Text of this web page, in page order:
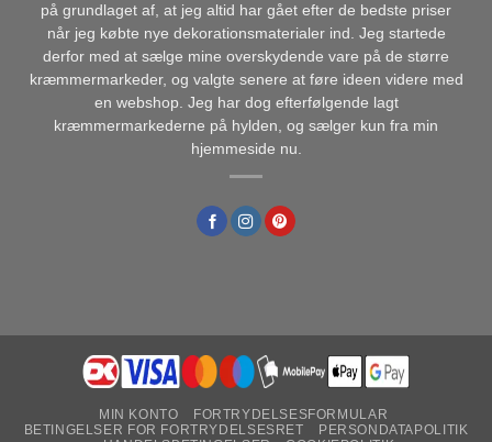
på grundlaget af, at jeg altid har gået efter de bedste priser
når jeg købte nye dekorationsmaterialer ind. Jeg startede
derfor med at sælge mine overskydende vare på de større
kræmmermarkeder, og valgte senere at føre ideen videre med
en webshop. Jeg har dog efterfølgende lagt
kræmmermarkederne på hylden, og sælger kun fra min
hjemmeside nu.
MIN KONTO
FORTRYDELSESFORMULAR
BETINGELSER FOR FORTRYDELSESRET
PERSONDATAPOLITIK